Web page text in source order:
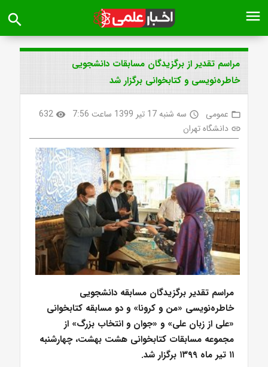
menu
search
مراسم تقدیر از برگزیدگان مسابقات دانشجویی
خاطره‌نویسی و کتابخوانی برگزار شد
folder_open عمومی access_time سه شنبه 17 تیر 1399 ساعت 7:56 visibility
632
link دانشگاه تهران
مراسم تقدیر برگزیدگان مسابقه دانشجویی
خاطره‌نویسی «من و کرونا» و دو مسابقه کتابخوانی
«علی از زبان علی» و «جوان و انتخاب بزرگ» از
مجموعه مسابقات کتابخوانی هشت بهشت، چهارشنبه
۱۱ تیر ماه ۱۳۹۹ برگزار شد.